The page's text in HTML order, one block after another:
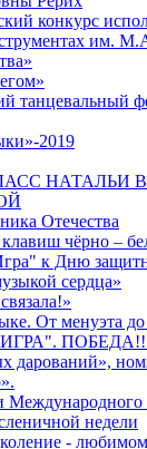
конкурс
им.
танцевальный
2019
НАТАЛЬИ
Отечества
чёрно –
к Дню
сердца»
От менуэта до
"ИГРА".
дарований»,
Международного
недели
-